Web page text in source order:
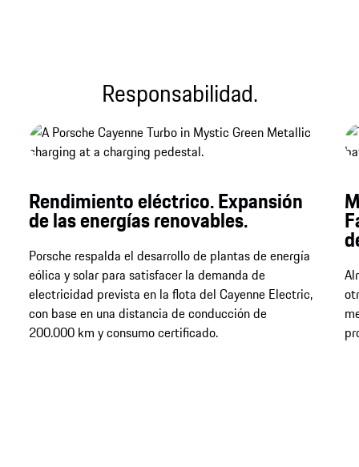
Responsabilidad.
Rendimiento eléctrico. Expansión
de las energías renovables.
Porsche respalda el desarrollo de plantas de energía
eólica y solar para satisfacer la demanda de
electricidad prevista en la flota del Cayenne Electric,
con base en una distancia de conducción de
200.000 km y consumo certificado.